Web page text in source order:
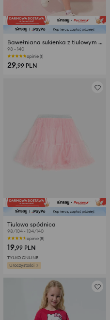
Bawełniana sukienka z tiulowym dołem
98 - 140
opinie (1)
29,99 PLN
Tiulowa spódnica
98/104 - 134/140
opinie (8)
19,99 PLN
TYLKO ONLINE
Uroczystości